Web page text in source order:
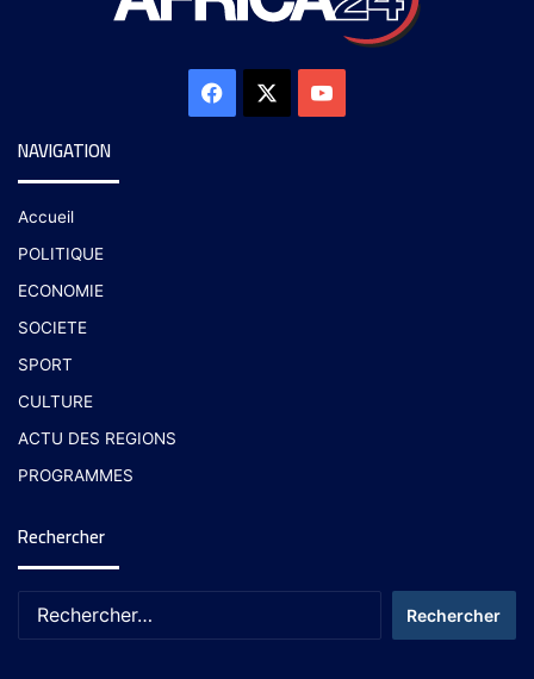
NAVIGATION
Accueil
POLITIQUE
ECONOMIE
SOCIETE
SPORT
CULTURE
ACTU DES REGIONS
PROGRAMMES
Rechercher